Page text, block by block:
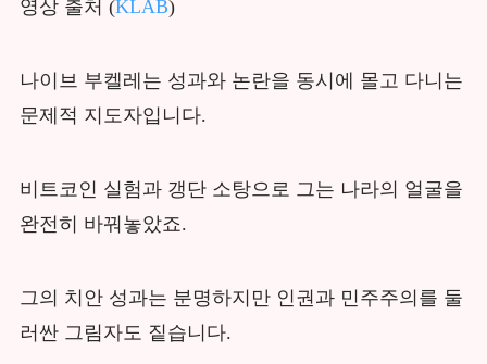
영상 출처 (KLAB)
나이브 부켈레는 성과와 논란을 동시에 몰고 다니는
문제적 지도자입니다.
비트코인 실험과 갱단 소탕으로 그는 나라의 얼굴을
완전히 바꿔놓았죠.
그의 치안 성과는 분명하지만 인권과 민주주의를 둘
러싼 그림자도 짙습니다.